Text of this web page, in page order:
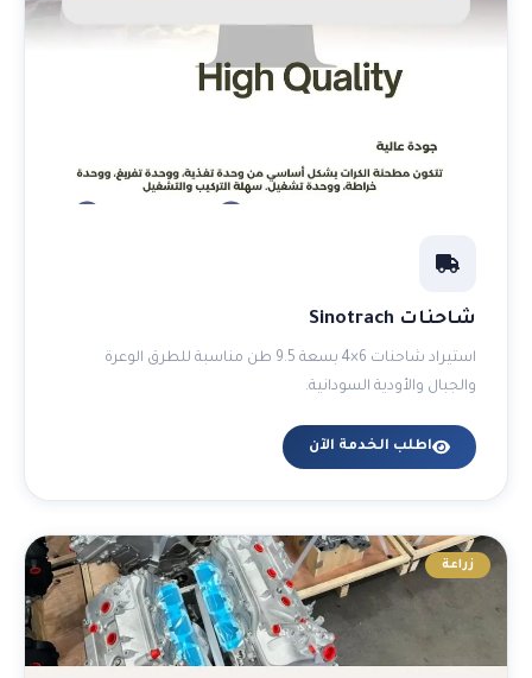
شاحنات Sinotrach
استيراد شاحنات 6×4 بسعة 9.5 طن مناسبة للطرق الوعرة
والجبال والأودية السودانية.
اطلب الخدمة الآن
زراعة